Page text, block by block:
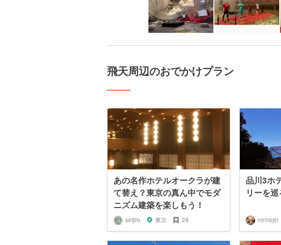
飛天周辺のおでかけプラン
あの名作ホテルオークラが建
て替え？東京の真ん中でモダ
ニズム建築を楽しもう！
seijiro 東京 29
品川3ホ
リーを巡
nemojin